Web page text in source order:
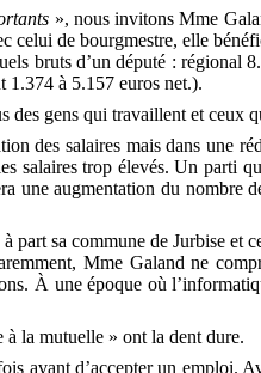
», nous invitons Mme
celui de bourgmestre, elle
bruts d’un député : régional
1.374 à 5.157 euros net.).
des gens qui travaillent et ceux
des salaires mais dans une
salaires trop élevés. Un parti
une augmentation du nombre
part sa commune de Jurbise et
Mme Galand ne
À une époque où
la mutuelle » ont la dent dure.
avant d’accepter un emploi.